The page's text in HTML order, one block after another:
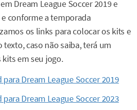
Dream League Soccer 2019 e
conforme a temporada
os links para colocar os kits e
texto, caso não saiba, terá um
em seu jogo.
Dream League Soccer 2019
Dream League Soccer 2023